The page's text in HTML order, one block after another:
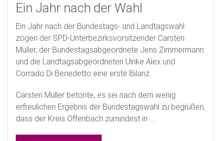
Ein Jahr nach der Wahl
Ein Jahr nach der Bundestags- und Landtagswahl
zogen der SPD-Unterbezirksvorsitzender Carsten
Müller, der Bundestagsabgeordnete Jens Zimmermann
und die Landtagsabgeordneten Ulrike Alex und
Corrado Di Benedetto eine erste Bilanz.
Carsten Müller betonte, es sei nach dem wenig
erfreulichen Ergebnis der Bundestagswahl zu begrüßen,
dass der Kreis Offenbach zumindest in ...